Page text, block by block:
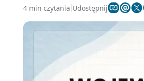
4 min czytania Udostępnij